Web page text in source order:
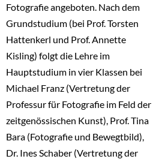
Fotografie angeboten. Nach dem
Grundstudium (bei Prof. Torsten
Hattenkerl und Prof. Annette
Kisling) folgt die Lehre im
Hauptstudium in vier Klassen bei
Michael Franz (Vertretung der
Professur für Fotografie im Feld der
zeitgenössischen Kunst), Prof. Tina
Bara (Fotografie und Bewegtbild),
Dr. Ines Schaber (Vertretung der